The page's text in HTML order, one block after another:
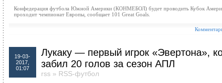
Конфедерация футбола Южной Америки (КОНМЕБОЛ) будет проводить Кубок
проходит чемпионат Европы, сообщает 101 Great Goals.
19-03-
2017,
01:07
Лукаку — первый игрок «Эвертона»,
забил 20 голов за сезон АПЛ
rss » RSS-футбол